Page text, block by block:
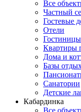
Все
Частный
Гостевые
Отели
Гостиницы
Квартиры
Дома и
Базы
Санатории
Детские
Кабардинка
Все